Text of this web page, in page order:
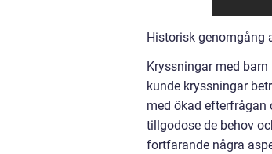
Historisk genomgång
Kryssningar med
kunde kryssningar
med ökad
tillgodose de behov
fortfarande några